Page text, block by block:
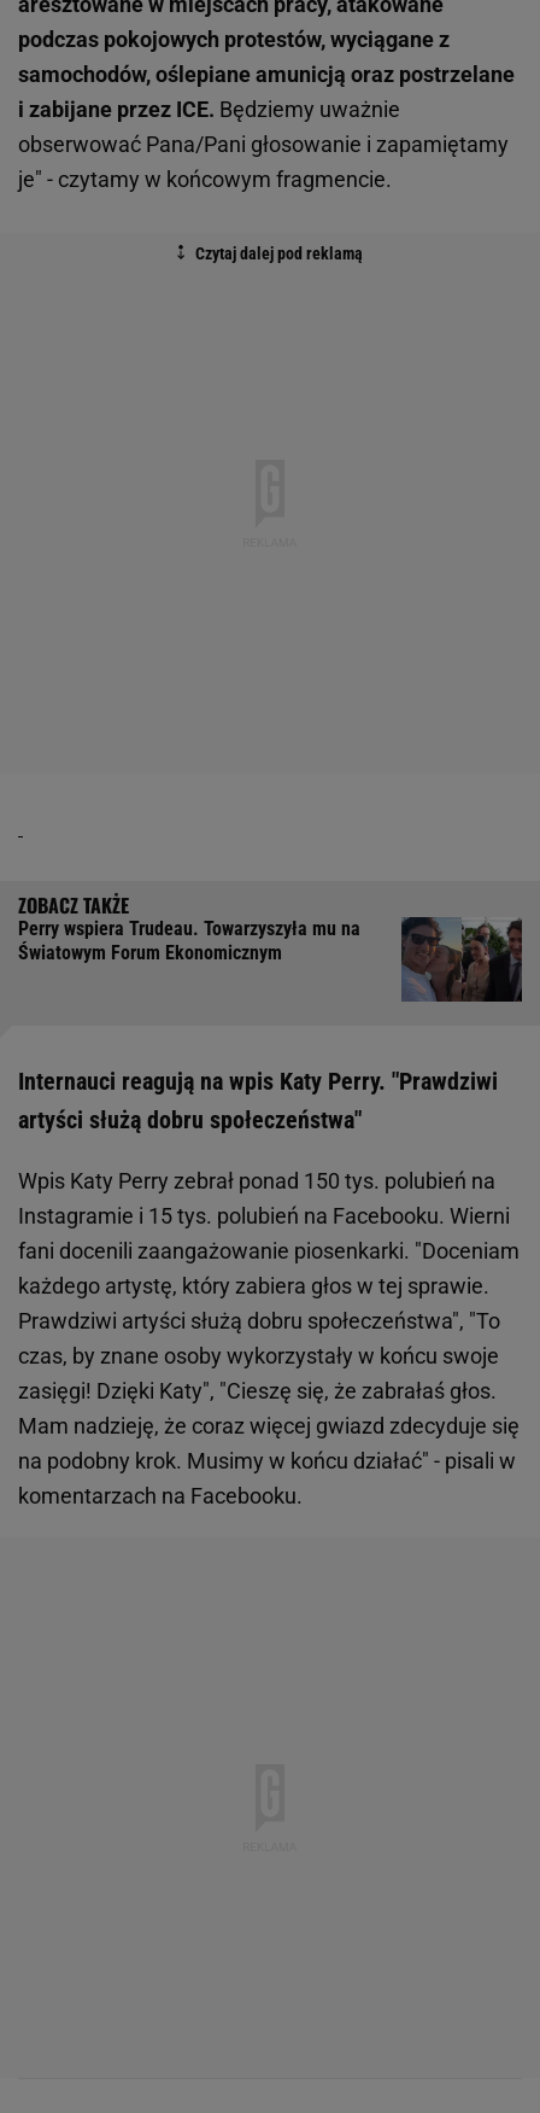
podczas pokojowych protestów, wyciągane z
samochodów, oślepiane amunicją oraz postrzelane
i zabijane przez ICE. Będziemy uważnie
obserwować Pana/Pani głosowanie i zapamiętamy
je" - czytamy w końcowym fragmencie.
Perry wspiera Trudeau. Towarzyszyła mu na
Światowym Forum Ekonomicznym
Internauci reagują na wpis Katy Perry. "Prawdziwi
artyści służą dobru społeczeństwa"
Wpis Katy Perry zebrał ponad 150 tys. polubień na
Instagramie i 15 tys. polubień na Facebooku. Wierni
fani docenili zaangażowanie piosenkarki. "Doceniam
każdego artystę, który zabiera głos w tej sprawie.
Prawdziwi artyści służą dobru społeczeństwa", "To
czas, by znane osoby wykorzystały w końcu swoje
zasięgi! Dzięki Katy", "Cieszę się, że zabrałaś głos.
Mam nadzieję, że coraz więcej gwiazd zdecyduje się
na podobny krok. Musimy w końcu działać" - pisali w
komentarzach na Facebooku.